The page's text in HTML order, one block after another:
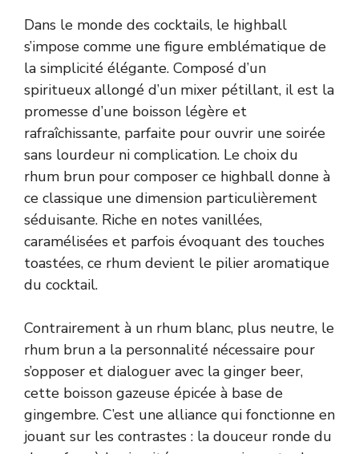
Dans le monde des cocktails, le highball
s’impose comme une figure emblématique de
la simplicité élégante. Composé d’un
spiritueux allongé d’un mixer pétillant, il est la
promesse d’une boisson légère et
rafraîchissante, parfaite pour ouvrir une soirée
sans lourdeur ni complication. Le choix du
rhum brun pour composer ce highball donne à
ce classique une dimension particulièrement
séduisante. Riche en notes vanillées,
caramélisées et parfois évoquant des touches
toastées, ce rhum devient le pilier aromatique
du cocktail.
Contrairement à un rhum blanc, plus neutre, le
rhum brun a la personnalité nécessaire pour
s’opposer et dialoguer avec la ginger beer,
cette boisson gazeuse épicée à base de
gingembre. C’est une alliance qui fonctionne en
jouant sur les contrastes : la douceur ronde du